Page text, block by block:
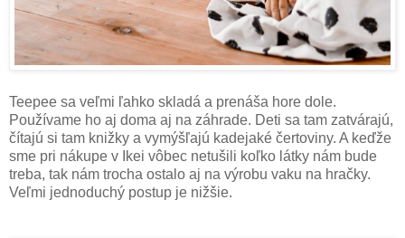
Teepee sa veľmi ľahko skladá a prenáša hore dole.
Používame ho aj doma aj na záhrade. Deti sa tam zatvárajú,
čítajú si tam knižky a vymýšľajú kadejaké čertoviny. A keďže
sme pri nákupe v Ikei vôbec netušili koľko látky nám bude
treba, tak nám trocha ostalo aj na výrobu vaku na hračky.
Veľmi jednoduchý postup je nižšie.